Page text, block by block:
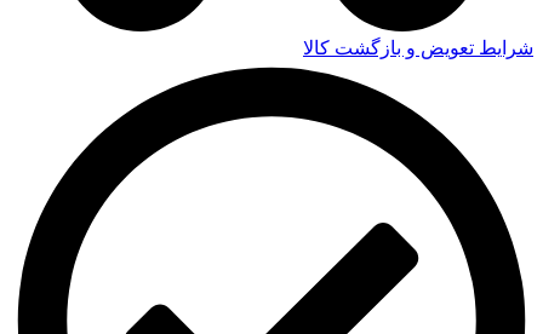
شرایط تعویض و بازگشت کالا